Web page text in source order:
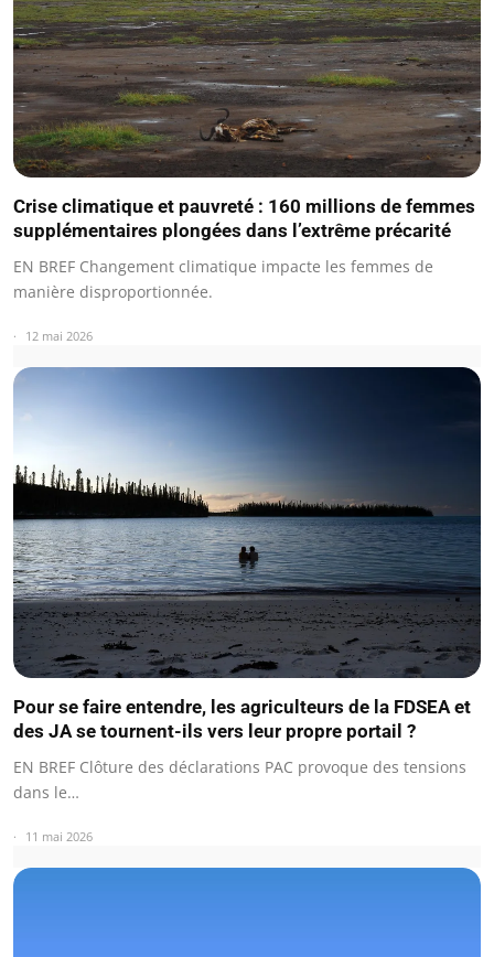
Crise climatique et pauvreté : 160 millions de femmes
supplémentaires plongées dans l’extrême précarité
EN BREF Changement climatique impacte les femmes de
manière disproportionnée.
12 mai 2026
Pour se faire entendre, les agriculteurs de la FDSEA et
des JA se tournent-ils vers leur propre portail ?
EN BREF Clôture des déclarations PAC provoque des tensions
dans le…
11 mai 2026